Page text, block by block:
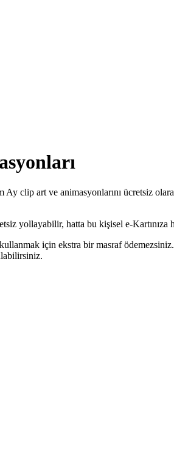
clip art ve animasyonlarını ücretsiz
yollayabilir, hatta bu kişisel e-
için ekstra bir masraf